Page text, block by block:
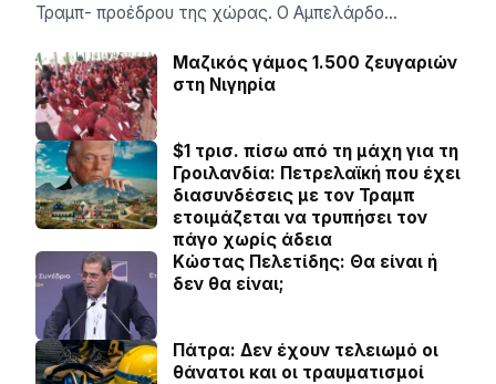
Τραμπ- προέδρου της χώρας. Ο Αμπελάρδο…
Μαζικός γάμος 1.500 ζευγαριών
στη Νιγηρία
$1 τρισ. πίσω από τη μάχη για τη
Γροιλανδία: Πετρελαϊκή που έχει
διασυνδέσεις με τον Τραμπ
ετοιμάζεται να τρυπήσει τον
πάγο χωρίς άδεια
Κώστας Πελετίδης: Θα είναι ή
δεν θα είναι;
Πάτρα: Δεν έχουν τελειωμό οι
θάνατοι και οι τραυματισμοί